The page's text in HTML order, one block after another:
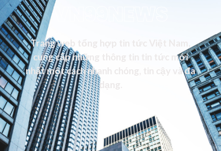
VN99NEWS
Trang web tổng hợp tin tức Việt Nam,
cung cấp những thông tin tin tức mới
nhất một cách nhanh chóng, tin cậy và đa
dạng.